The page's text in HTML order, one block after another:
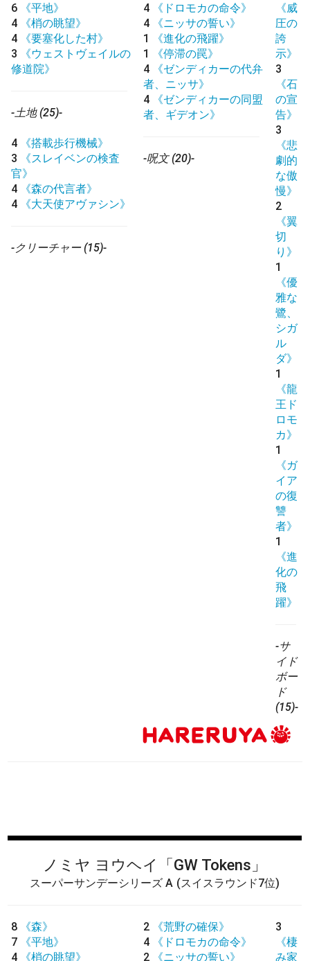
6
《平地》
4
《梢の眺望》
4
《要塞化した村》
3
《ウェストヴェイルの
修道院》
-土地 (25)-
4
《搭載歩行機械》
3
《スレイベンの検査
官》
4
《森の代言者》
4
《大天使アヴァシン》
-クリーチャー (15)-
4
《ドロモカの命令》
4
《ニッサの誓い》
1
《進化の飛躍》
1
《停滞の罠》
4
《ゼンディカーの代弁
者、ニッサ》
4
《ゼンディカーの同盟
者、ギデオン》
-呪文 (20)-
《威
圧の
誇
示》
3
《石
の宣
告》
3
《悲
劇的
な傲
慢》
2
《翼
切
り》
1
《優
雅な
鷺、
シガ
ル
ダ》
1
《龍
王ド
ロモ
カ》
1
《ガ
イア
の復
讐
者》
1
《進
化の
飛
躍》
-サ
イド
ボー
ド
(15)-
ノミヤ ヨウヘイ 「GW Tokens」
スーパーサンデーシリーズ A (スイスラウンド7位)
8
《森》
7
《平地》
4
《梢の眺望》
2
《荒野の確保》
4
《ドロモカの命令》
2
《ニッサの誓い》
3
《棲
み家